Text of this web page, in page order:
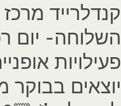
קנדלרייד
השלוחה- יום
פעילויות
יוצאים בבוקר